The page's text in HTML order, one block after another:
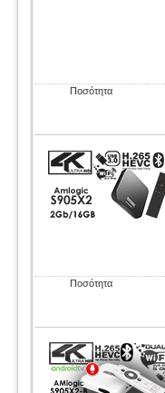
Ποσότητα
Ποσότητα